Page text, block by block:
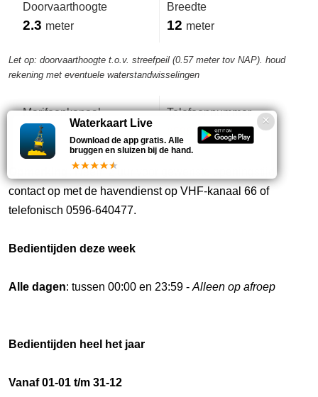
Doorvaarthoogte
2.3 meter
Breedte
12 meter
Let op: doorvaarthoogte t.o.v. streefpeil (0.57 meter tov NAP). houd
rekening met eventuele waterstandwisselingen
Marifoonkanaal
-
Telefoonnummer
0596-640477
Opmerking:Neem 2 uur voor gewenste openingstijd
contact op met de havendienst op VHF-kanaal 66 of
telefonisch 0596-640477.
Bedientijden deze week
Alle dagen: tussen 00:00 en 23:59 - Alleen op afroep
Bedientijden heel het jaar
Vanaf 01-01 t/m 31-12
Waterkaart Live
Download de app gratis. Alle
bruggen en sluizen bij de hand.